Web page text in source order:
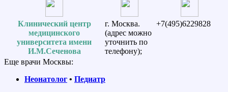
Клинический центр
медицинского
университета имени
И.М.Сеченова
г. Москва.
(адрес можно
уточнить по
телефону);
+7(495)6229828
Еще врачи Москвы:
Неонатолог • Педиатр